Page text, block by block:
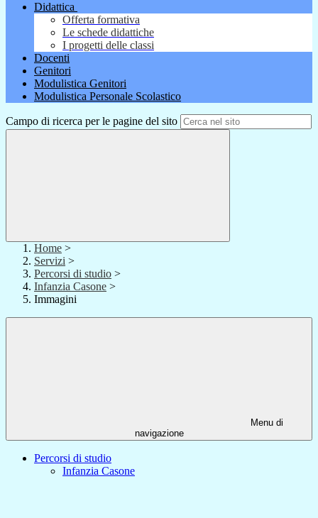
Didattica
Offerta formativa
Le schede didattiche
I progetti delle classi
Docenti
Genitori
Modulistica Genitori
Modulistica Personale Scolastico
Campo di ricerca per le pagine del sito
Home >
Servizi >
Percorsi di studio >
Infanzia Casone >
Immagini
Menu di
navigazione
Percorsi di studio
Infanzia Casone